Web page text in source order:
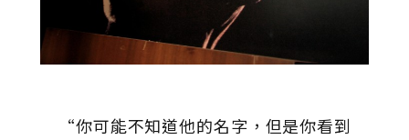
“你可能不知道他的名字，但是你看到